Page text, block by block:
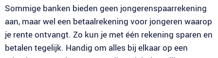
Sommige banken bieden geen jongerenspaarrekening
aan, maar wel een betaalrekening voor jongeren waarop
je rente ontvangt. Zo kun je met één rekening sparen en
betalen tegelijk. Handig om alles bij elkaar op een